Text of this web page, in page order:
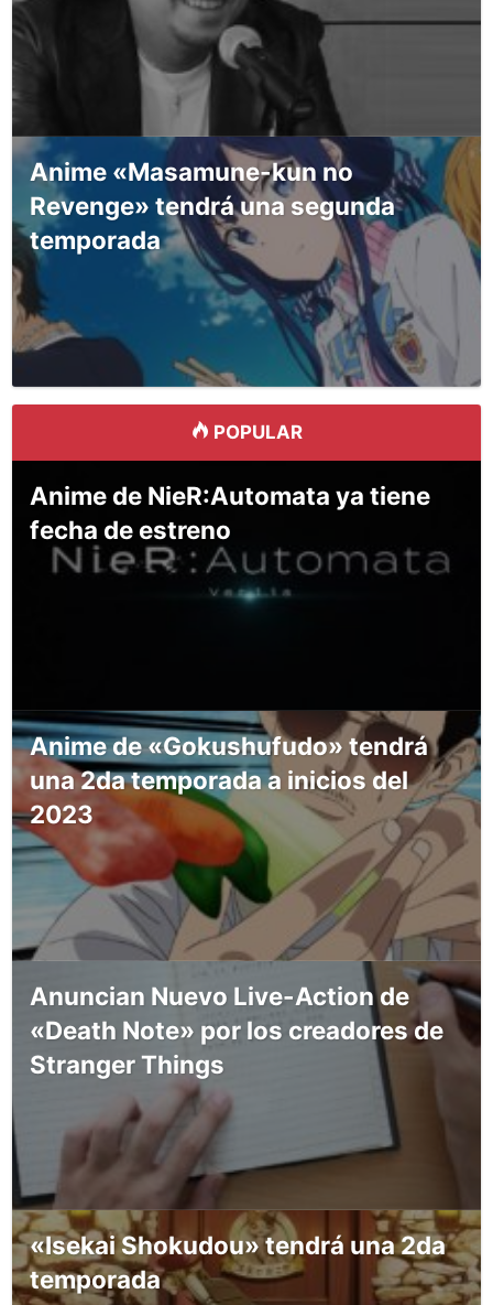
Anime «Masamune-kun no
Revenge» tendrá una segunda
temporada
POPULAR
Anime de NieR:Automata ya tiene
fecha de estreno
Anime de «Gokushufudo» tendrá
una 2da temporada a inicios del
2023
Anuncian Nuevo Live-Action de
«Death Note» por los creadores de
Stranger Things
«Isekai Shokudou» tendrá una 2da
temporada